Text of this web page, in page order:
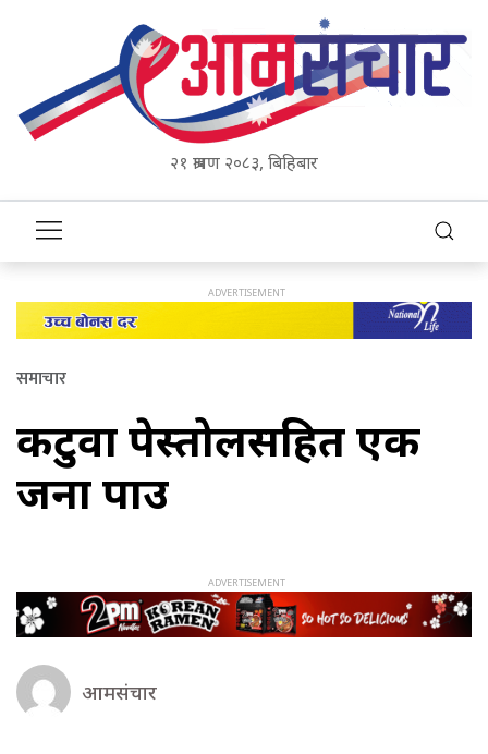
२१ श्रावण २०८३, बिहिबार
समाचार
कटुवा पेस्तोलसहित एक
जना पक्राउ
आमसंचार